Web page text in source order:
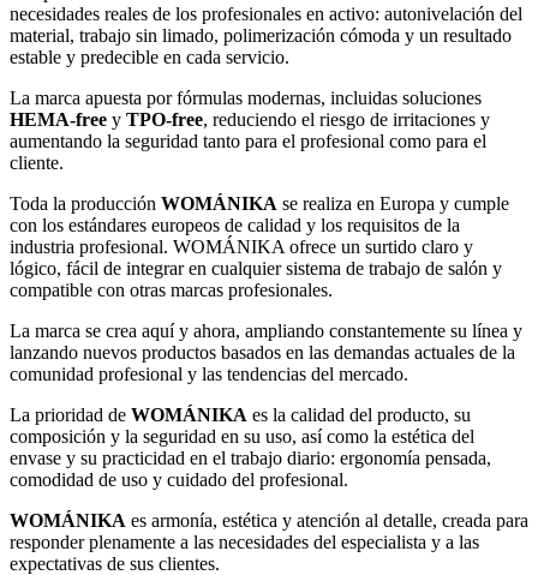
necesidades reales de los profesionales en activo: autonivelación del
material, trabajo sin limado, polimerización cómoda y un resultado
estable y predecible en cada servicio.
La marca apuesta por fórmulas modernas, incluidas soluciones
HEMA-free y TPO-free, reduciendo el riesgo de irritaciones y
aumentando la seguridad tanto para el profesional como para el
cliente.
Toda la producción WOMÁNIKA se realiza en Europa y cumple
con los estándares europeos de calidad y los requisitos de la
industria profesional. WOMÁNIKA ofrece un surtido claro y
lógico, fácil de integrar en cualquier sistema de trabajo de salón y
compatible con otras marcas profesionales.
La marca se crea aquí y ahora, ampliando constantemente su línea y
lanzando nuevos productos basados en las demandas actuales de la
comunidad profesional y las tendencias del mercado.
La prioridad de WOMÁNIKA es la calidad del producto, su
composición y la seguridad en su uso, así como la estética del
envase y su practicidad en el trabajo diario: ergonomía pensada,
comodidad de uso y cuidado del profesional.
WOMÁNIKA es armonía, estética y atención al detalle, creada para
responder plenamente a las necesidades del especialista y a las
expectativas de sus clientes.